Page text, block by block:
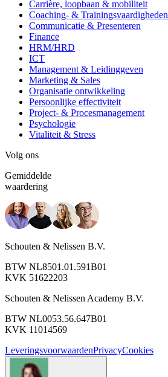
Carrière, loopbaan & mobiliteit
Coaching- & Trainingsvaardigheden
Communicatie & Presenteren
Finance
HRM/HRD
ICT
Management & Leidinggeven
Marketing & Sales
Organisatie ontwikkeling
Persoonlijke effectiviteit
Project- & Procesmanagement
Psychologie
Vitaliteit & Stress
Volg ons
Gemiddelde
waardering
Schouten & Nelissen B.V.
BTW NL8501.01.591B01
KVK 51622203
Schouten & Nelissen Academy B.V.
BTW NL0053.56.647B01
KVK 11014569
LeveringsvoorwaardenPrivacyCookies